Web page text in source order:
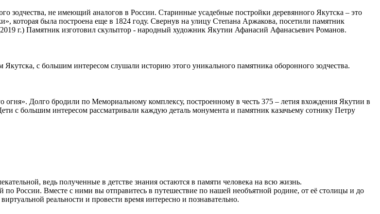
зодчества, не имеющий аналогов в России. Старинные усадебные постройки деревянного Якутска – это
которая была построена еще в 1824 году. Свернув на улицу Степана Аржакова, посетили памятник
г.) Памятник изготовил скульптор - народный художник Якутии Афанасий Афанасьевич Романов.
Якутска, с большим интересом слушали историю этого уникального памятника оборонного зодчества.
Долго бродили по Мемориальному комплексу, построенному в честь 375 – летия вхождения Якутии в
с большим интересом рассматривали каждую деталь монумента и памятник казачьему сотнику Петру
ведь полученные в детстве знания остаются в памяти человека на всю жизнь.
России. Вместе с ними вы отправитесь в путешествие по нашей необъятной родине, от её столицы и до
реальности и провести время интересно и познавательно.